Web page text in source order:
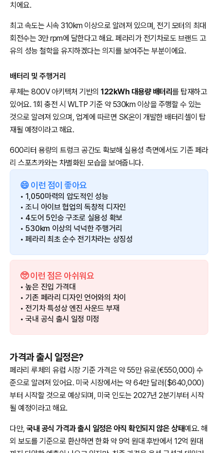
치에요.
최고 속도는 시속 310km 이상으로 알려져 있으며, 전기 모터의 최대
회전수는 3만 rpm에 달한다고 해요. 페라리가 전기차로도 브랜드 고
유의 성능 철학을 유지하겠다는 의지를 보여주는 부분이에요.
배터리 및 주행거리
루체는 800V 아키텍처 기반의 122kWh 대용량 배터리를 탑재하고
있어요. 1회 충전 시 WLTP 기준 약 530km 이상을 주행할 수 있는
것으로 알려져 있으며, 업계에 따르면 SK온이 개발한 배터리셀이 탑
재될 예정이라고 해요.
600리터 용량의 트렁크 공간도 확보해 실용성 측면에서도 기존 페라
리 스포츠카와는 차별화된 모습을 보여줍니다.
😄 이런 점이 좋아요
• 1,050마력의 압도적인 성능
• 조니 아이브 협업의 독창적 디자인
• 4도어 5인승 구조로 실용성 확보
• 530km 이상의 넉넉한 주행거리
• 페라리 최초 순수 전기차라는 상징성
🥺 이런 점은 아쉬워요
• 높은 진입 가격대
• 기존 페라리 디자인 언어와의 차이
• 전기차 특성상 엔진 사운드 부재
• 국내 공식 출시 일정 미정
가격과 출시 일정은?
페라리 루체의 유럽 시장 기준 가격은 약 55만 유로(€550,000) 수
준으로 알려져 있어요. 미국 시장에서는 약 64만 달러($640,000)
부터 시작할 것으로 예상되며, 미국 인도는 2027년 2분기부터 시작
될 예정이라고 해요.
다만, 국내 공식 가격과 출시 일정은 아직 확인되지 않은 상태예요. 해
외 보도를 기준으로 환산하면 한화 약 9억 원대 후반에서 12억 원대